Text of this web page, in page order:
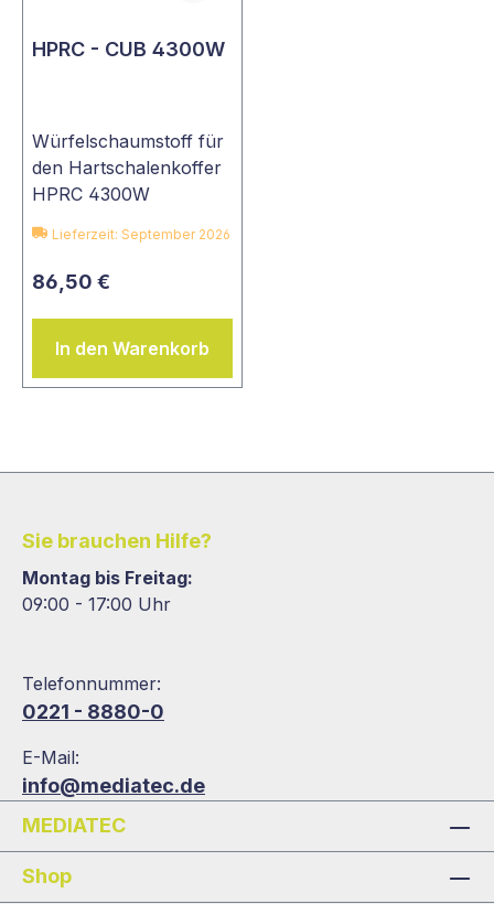
HPRC - CUB 4300W
Würfelschaumstoff für
den Hartschalenkoffer
HPRC 4300W
Lieferzeit: September 2026
86,50 €
In den Warenkorb
Sie brauchen Hilfe?
Montag bis Freitag:
09:00 - 17:00 Uhr
Telefonnummer:
0221 - 8880-0
E-Mail:
info@mediatec.de
MEDIATEC
Shop